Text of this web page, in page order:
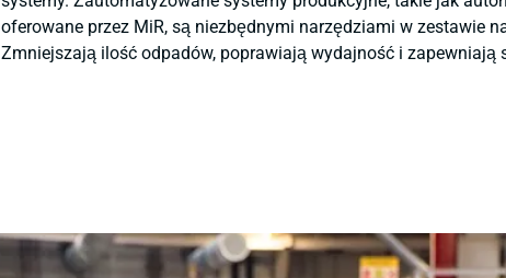
oferowane przez MiR, są niezbędnymi narzędziami w zestawie
Zmniejszają ilość odpadów, poprawiają wydajność i zapewniają